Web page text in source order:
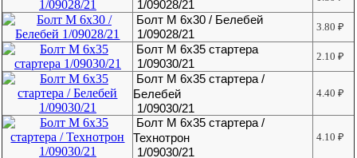
1/09028/21
Болт М 6х30 / Белебей
1/09028/21
3.80₽
Болт М 6х35 стартера
1/09030/21
2.10₽
Болт М 6х35 стартера /
Белебей
1/09030/21
4.40₽
Болт М 6х35 стартера /
Технотрон
1/09030/21
4.10₽